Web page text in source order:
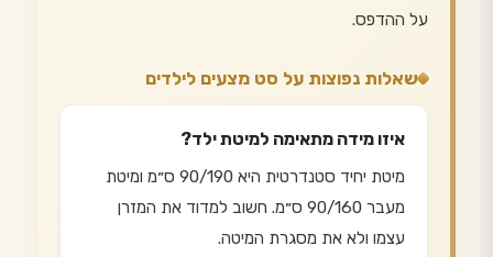
על ההדפס.
שאלות נפוצות על סט מצעים לילדים
איזו מידה מתאימה למיטת ילד?
מיטת יחיד סטנדרטית היא 90/190 ס״מ ומיטת
מעבר 90/160 ס״מ. חשוב למדוד את המזרן
עצמו ולא את מסגרת המיטה.